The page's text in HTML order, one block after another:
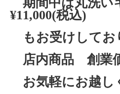
¥11,000(税込)
もお受けしてお
店内商品 創業
お気軽にお越し